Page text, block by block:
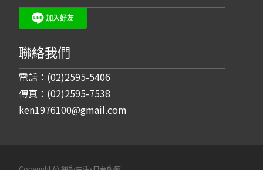
聯絡我們
電話：(02)2595-5406
傳真：(02)2595-7538
ken1976100@gmail.com